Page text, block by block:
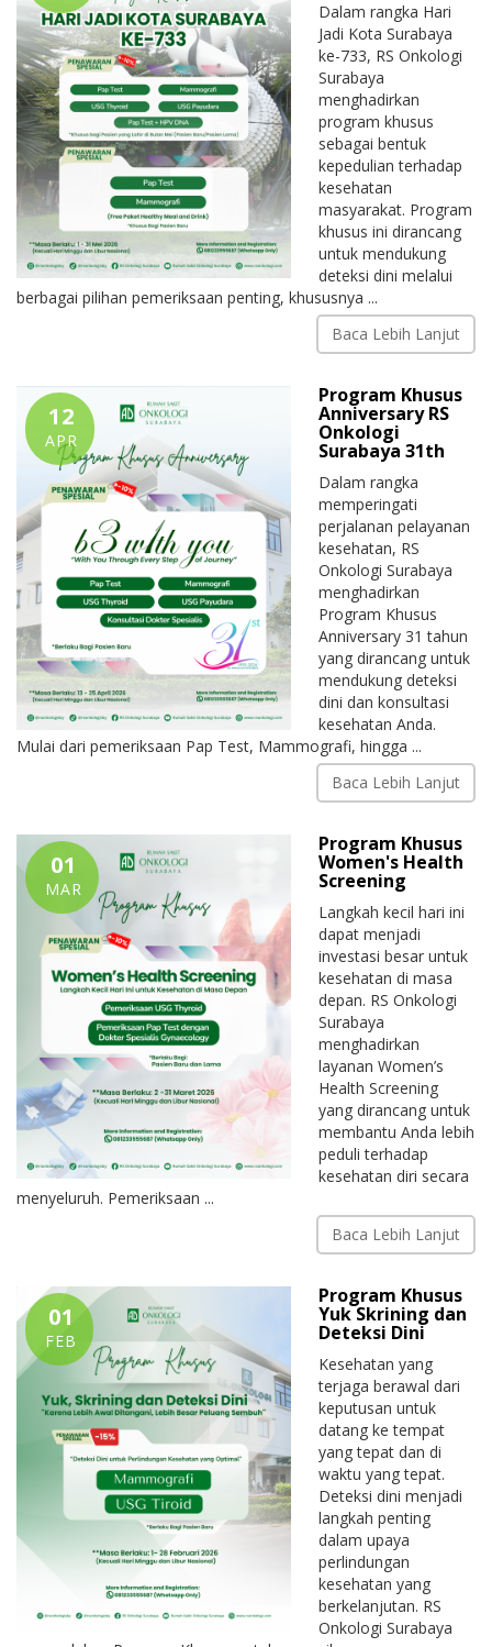
Dalam rangka Hari
Jadi Kota Surabaya
ke-733, RS Onkologi
Surabaya
menghadirkan
program khusus
sebagai bentuk
kepedulian terhadap
kesehatan
masyarakat. Program
khusus ini dirancang
untuk mendukung
deteksi dini melalui
berbagai pilihan pemeriksaan penting, khususnya ...
Baca Lebih Lanjut
12
APR
Program Khusus
Anniversary RS
Onkologi
Surabaya 31th
Dalam rangka
memperingati
perjalanan pelayanan
kesehatan, RS
Onkologi Surabaya
menghadirkan
Program Khusus
Anniversary 31 tahun
yang dirancang untuk
mendukung deteksi
dini dan konsultasi
kesehatan Anda.
Mulai dari pemeriksaan Pap Test, Mammografi, hingga ...
Baca Lebih Lanjut
01
MAR
Program Khusus
Women's Health
Screening
Langkah kecil hari ini
dapat menjadi
investasi besar untuk
kesehatan di masa
depan. RS Onkologi
Surabaya
menghadirkan
layanan Women’s
Health Screening
yang dirancang untuk
membantu Anda lebih
peduli terhadap
kesehatan diri secara
menyeluruh. Pemeriksaan ...
Baca Lebih Lanjut
01
FEB
Program Khusus
Yuk Skrining dan
Deteksi Dini
Kesehatan yang
terjaga berawal dari
keputusan untuk
datang ke tempat
yang tepat dan di
waktu yang tepat.
Deteksi dini menjadi
langkah penting
dalam upaya
perlindungan
kesehatan yang
berkelanjutan. RS
Onkologi Surabaya